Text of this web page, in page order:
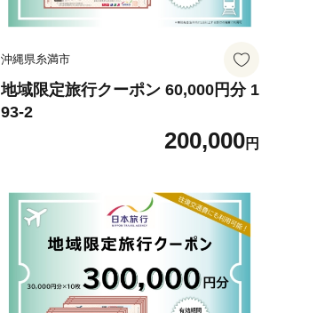
沖縄県糸満市
地域限定旅行クーポン 60,000円分 1
93-2
200,000円